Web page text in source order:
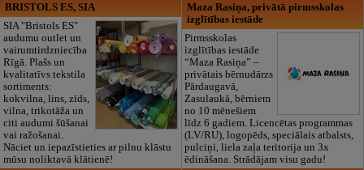
BRISTOLS ES, SIA
SIA "Bristols ES"
audumu outlet un
vairumtirdzniecība
Rīgā. Plašs un
kvalitatīvs tekstila
sortiments:
kokvilna, lins, zīds,
vilna, trikotāža un
citi audumi šūšanai
vai ražošanai.
Nāciet un iepazīstieties ar pilnu klāstu
mūsu noliktavā klātienē!
Maza Rasiņa, privātā pirmsskolas
izglītības iestāde
Pirmsskolas
izglītības iestāde
“Maza Rasiņa” –
privātais bērnudārzs
Pārdaugavā,
Zasulaukā, bērniem
no 10 mēnešiem
līdz 6 gadiem. Licencētas programmas
(LV/RU), logopēds, speciālais atbalsts,
pulciņi, liela zaļa teritorija un 3x
ēdināšana. Strādājam visu gadu!